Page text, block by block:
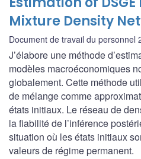
Mixture Density
Document de travail du personnel
J’élabore une méthode
modèles macroéconomiques
globalement. Cette méthode
de mélange comme
états initiaux. Le réseau de
la fiabilité de l’inférence
situation où les états initiaux
valeurs de régime permanent.